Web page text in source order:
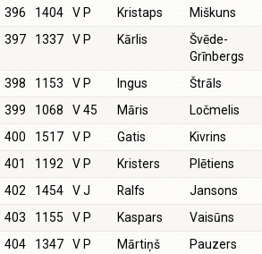
396
1404 V P Kristaps Miškuns
397
1337 V P Kārlis
Švēde-
Grīnbergs
398 1153 V P Ingus Štrāls
399
1068 V 45 Māris Ločmelis
400
1517 V P Gatis Kivrins
401
1192 V P Kristers Plētiens
402
1454 V J Ralfs Jansons
403
1155 V P Kaspars Vaisūns
404
1347 V P Mārtiņš Pauzers